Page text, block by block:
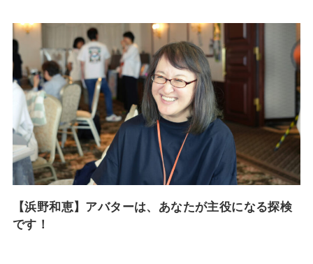
【浜野和恵】アバターは、あなたが主役になる探検
です！